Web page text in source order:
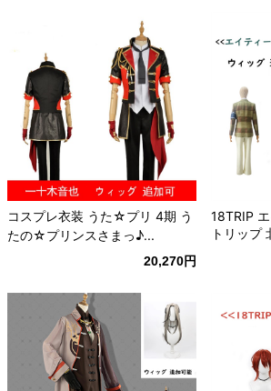
コスプレ衣装 うた☆プリ 4期 う
たの☆プリンスさまっ♪...
20,270円
18TRIP
トリップ